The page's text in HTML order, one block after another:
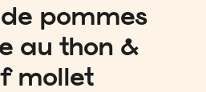
pommes
au thon &
mollet